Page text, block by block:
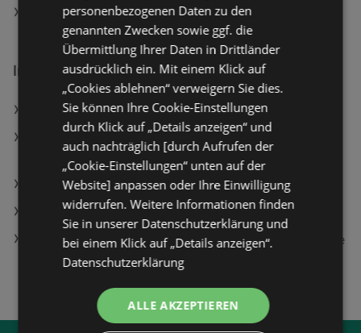
Travel FREE Angebote
Interessantes auf wogibtswas.at
ADEG Filialen in Sankt Stefan
SUZUKI AUSTRIA Automobil Handels Gesellschaft
m.b.H. Filialen in Haid
BestDrive in Sankt Pölten
BILLA in Bad Schallerbach
Apple Clear Case mit MagSafe Backcover, für Apple
iPhone 17 Pro Max, Transparent; Schutzhülle
personenbezogenen Daten zu den
genannten Zwecken sowie ggf. die
Übermittlung Ihrer Daten in Drittländer
ausdrücklich ein. Mit einem Klick auf
„Cookies ablehnen“ verweigern Sie dies.
Sie können Ihre Cookie-Einstellungen
durch Klick auf „Details anzeigen“ und
auch nachträglich [durch Aufrufen der
„Cookie-Einstellungen“ unten auf der
Website] anpassen oder Ihre Einwilligung
widerrufen. Weitere Informationen finden
Sie in unserer Datenschutzerklärung und
bei einem Klick auf „Details anzeigen“.
Datenschutzerklärung
ALLE AKZEPTIEREN